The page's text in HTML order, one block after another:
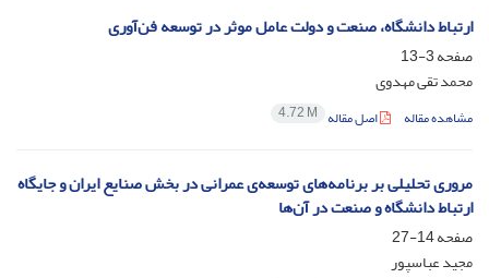
ارتباط دانشگاه، صنعت و دولت عامل موثر در توسعه فن‌آوری
صفحه3-13
محمد تقی مهدوی
مشاهده مقاله اصل مقاله 4.72 M
مروری تحلیلی بر برنامه‌های توسعه‌ی عمرانی در بخش صنایع ایران و جایگاه
ارتباط دانشگاه و صنعت در آن‌ها
صفحه14-27
مجید عباسپور